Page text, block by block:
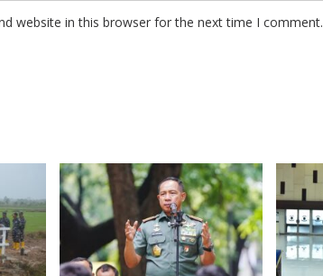
website in this browser for the next time I comment.